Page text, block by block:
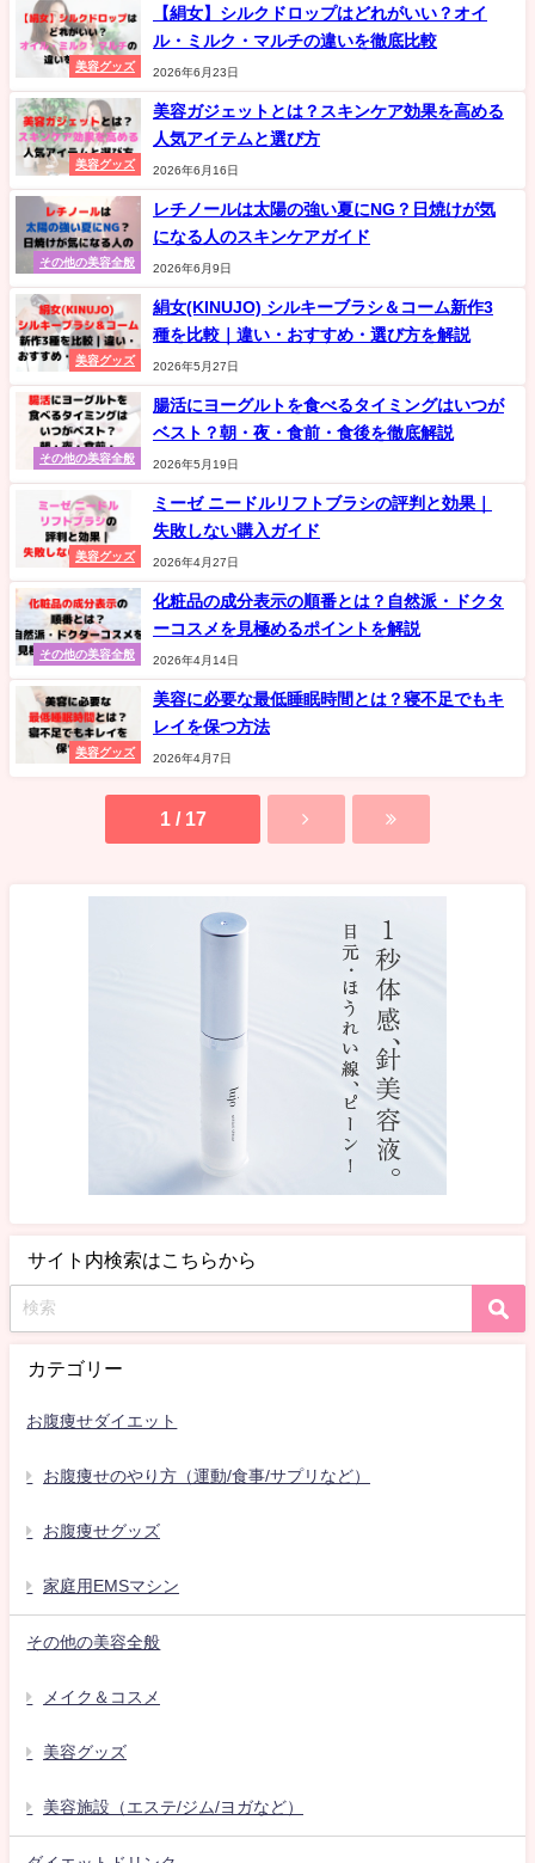
美容グッズ
【絹女】シルクドロップはどれがいい？オイ
ル・ミルク・マルチの違いを徹底比較
2026年6月23日
美容グッズ
美容ガジェットとは？スキンケア効果を高める
人気アイテムと選び方
2026年6月16日
その他の美容全般
レチノールは太陽の強い夏にNG？日焼けが気
になる人のスキンケアガイド
2026年6月9日
美容グッズ
絹女(KINUJO) シルキーブラシ＆コーム新作3
種を比較｜違い・おすすめ・選び方を解説
2026年5月27日
その他の美容全般
腸活にヨーグルトを食べるタイミングはいつが
ベスト？朝・夜・食前・食後を徹底解説
2026年5月19日
美容グッズ
ミーゼ ニードルリフトブラシの評判と効果｜
失敗しない購入ガイド
2026年4月27日
その他の美容全般
化粧品の成分表示の順番とは？自然派・ドクタ
ーコスメを見極めるポイントを解説
2026年4月14日
美容グッズ
美容に必要な最低睡眠時間とは？寝不足でもキ
レイを保つ方法
2026年4月7日
1 / 17
サイト内検索はこちらから
カテゴリー
お腹痩せダイエット
お腹痩せのやり方（運動/食事/サプリなど）
お腹痩せグッズ
家庭用EMSマシン
その他の美容全般
メイク＆コスメ
美容グッズ
美容施設（エステ/ジム/ヨガなど）